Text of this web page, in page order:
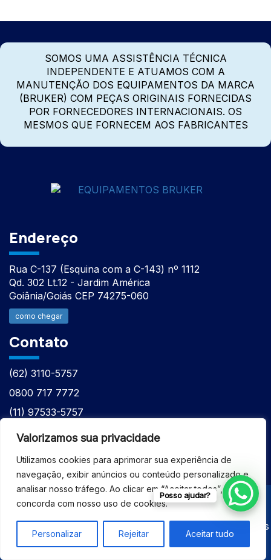
Valorizamos sua privacidade
Utilizamos cookies para aprimorar sua experiência de
navegação, exibir anúncios ou conteúdo personalizado e
analisar nosso tráfego. Ao clicar em “Aceitar todos”, você
concorda com nosso uso de cookies.
Personalizar Rejeitar Aceitar tudo
SOMOS UMA ASSISTÊNCIA TÉCNICA
INDEPENDENTE E ATUAMOS COM A
MANUTENÇÃO DOS EQUIPAMENTOS DA MARCA
(BRUKER) COM PEÇAS ORIGINAIS FORNECIDAS
POR FORNECEDORES INTERNACIONAIS. OS
MESMOS QUE FORNECEM AOS FABRICANTES
Endereço
Rua C-137 (Esquina com a C-143) nº 1112
Qd. 302 Lt.12 - Jardim América
Goiânia/Goiás CEP 74275-060
como chegar
Contato
(62) 3110-5757
0800 717 7772
(11) 97533-5757
(62) 98610-7777
© 2026 - ASSISTÊNCIA TÉCNICA ESPECIALIZADA
EQUIPAMENTOS BRUKER - Todos os direitos reservados
Posso ajudar?